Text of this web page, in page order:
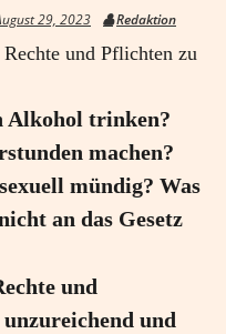
29, 2023 Redaktion
und Pflichten zu
Alkohol trinken?
machen?
mündig? Was
an das Gesetz
und
und